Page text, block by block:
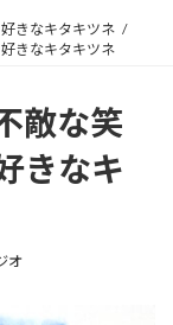
きなキタキツネ
きなキタキツネ
敵な笑
きなキ
オ